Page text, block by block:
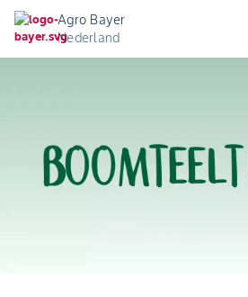
Agro Bayer
Nederland